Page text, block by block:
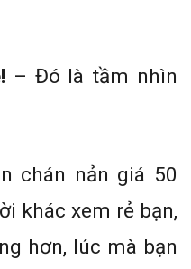
– Đó là tầm nhìn
chán nản giá 50
khác xem rẻ bạn,
hơn, lúc mà bạn